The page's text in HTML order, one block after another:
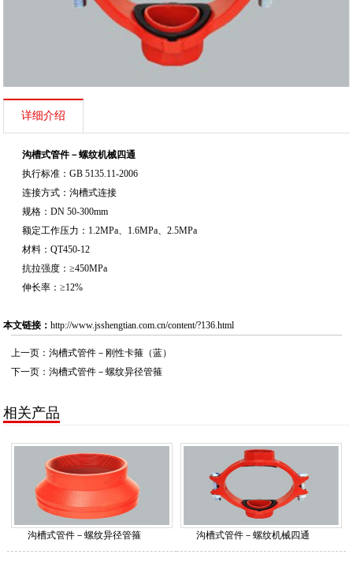
详细介绍
沟槽式管件－螺纹机械四通
执行标准：GB 5135.11-2006
连接方式：沟槽式连接
规格：DN 50-300mm
额定工作压力：1.2MPa、1.6MPa、2.5MPa
材料：QT450-12
抗拉强度：≥450MPa
伸长率：≥12%
本文链接：http://www.jsshengtian.com.cn/content/?136.html
上一页：沟槽式管件－刚性卡箍（蓝）
下一页：沟槽式管件－螺纹异径管箍
相关产品
沟槽式管件－螺纹异径管箍 沟槽式管件－螺纹机械四通